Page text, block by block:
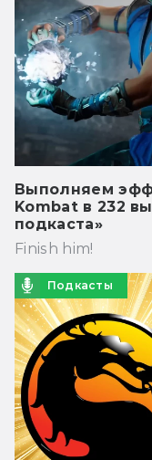
Выполняем
Kombat в 232
подкаста»
Finish him!
Подкасты